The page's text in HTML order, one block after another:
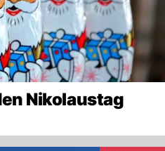
Nikolaustag